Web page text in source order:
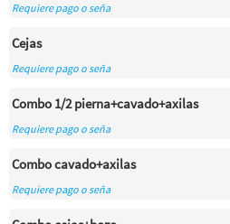
Requiere pago o seña
Cejas
Requiere pago o seña
Combo 1/2 pierna+cavado+axilas
Requiere pago o seña
Combo cavado+axilas
Requiere pago o seña